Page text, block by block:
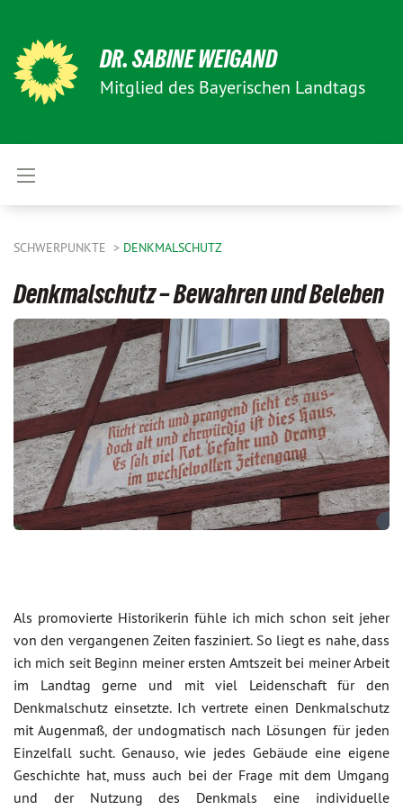
DR. SABINE WEIGAND
Mitglied des Bayerischen Landtags
SCHWERPUNKTE DENKMALSCHUTZ
Denkmalschutz – Bewahren und Beleben
Als promovierte Historikerin fühle ich mich schon seit jeher
von den vergangenen Zeiten fasziniert. So liegt es nahe, dass
ich mich seit Beginn meiner ersten Amtszeit bei meiner Arbeit
im Landtag gerne und mit viel Leidenschaft für den
Denkmalschutz einsetzte. Ich vertrete einen Denkmalschutz
mit Augenmaß, der undogmatisch nach Lösungen für jeden
Einzelfall sucht. Genauso, wie jedes Gebäude eine eigene
Geschichte hat, muss auch bei der Frage mit dem Umgang
und der Nutzung des Denkmals eine individuelle